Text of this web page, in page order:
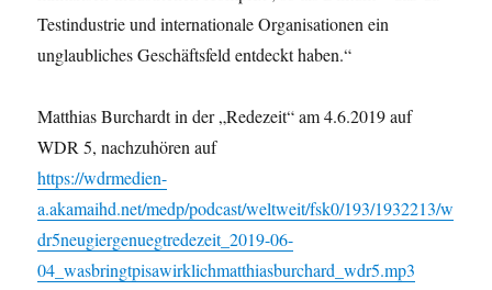
Testindustrie und internationale Organisationen ein
unglaubliches Geschäftsfeld entdeckt haben.“
Matthias Burchardt in der „Redezeit“ am 4.6.2019 auf
WDR 5, nachzuhören auf
https://wdrmedien-
a.akamaihd.net/medp/podcast/weltweit/fsk0/193/1932213/w
dr5neugiergenuegtredezeit_2019-06-
04_wasbringtpisawirklichmatthiasburchard_wdr5.mp3